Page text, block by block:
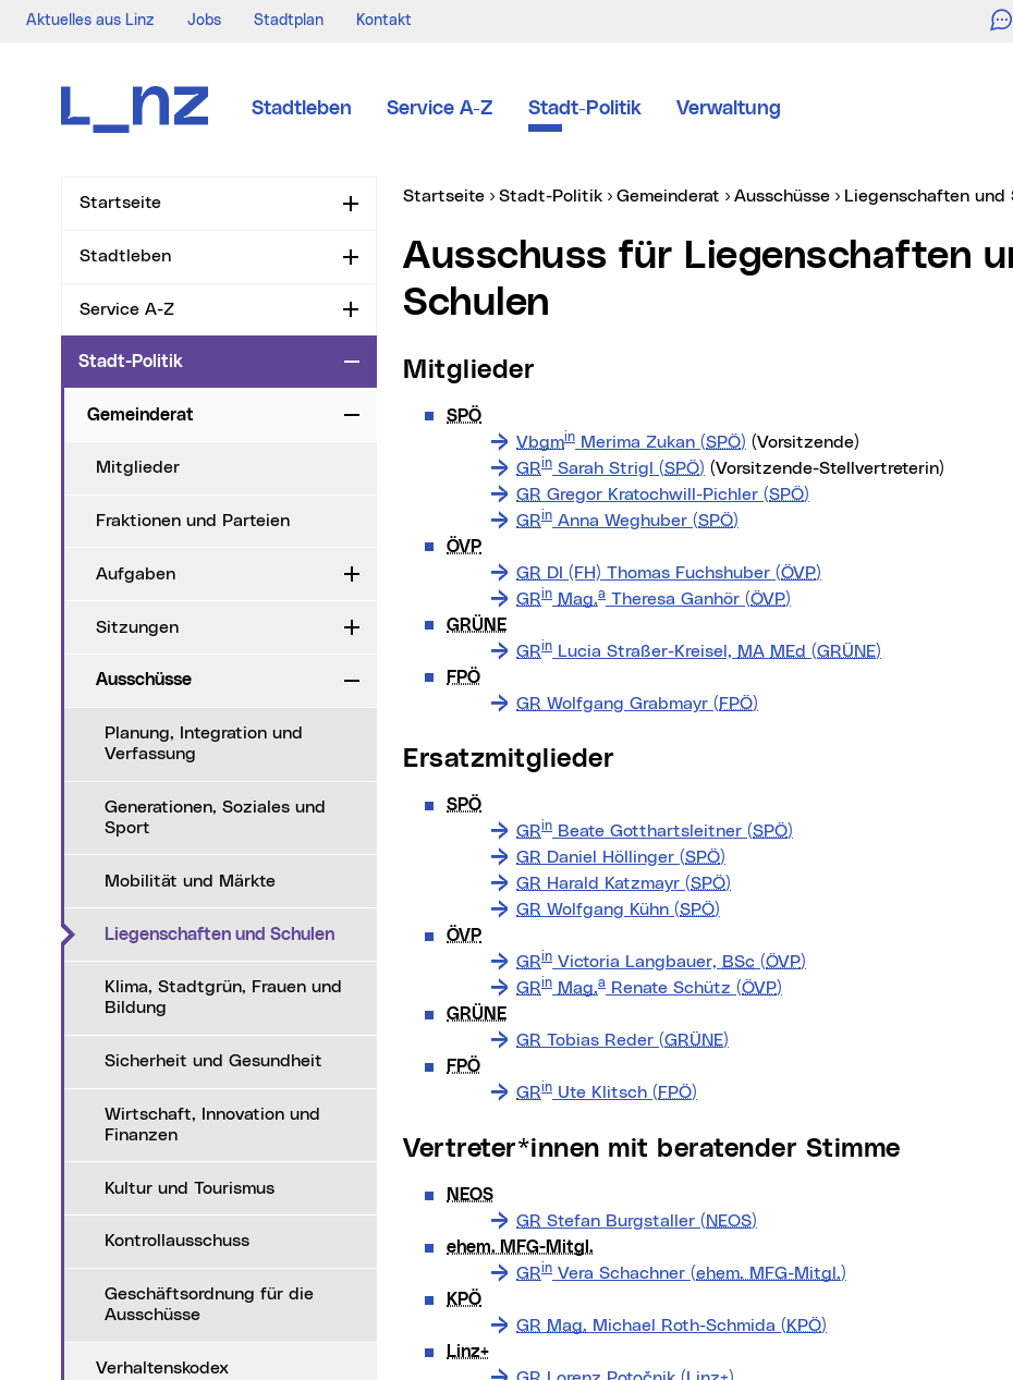
Aktuelles aus Linz Jobs Stadtplan Kontakt
Stadtleben Service A-Z Stadt-Politik Verwaltung
Startseite Aufklappen
Stadtleben Aufklappen
Service A-Z Aufklappen
Stadt-Politik Zuklappen
Gemeinderat Zuklappen
Mitglieder
Fraktionen und Parteien
Aufgaben Aufklappen
Sitzungen Aufklappen
Ausschüsse Zuklappen
Planung, Integration und
Verfassung
Generationen, Soziales und
Sport
Mobilität und Märkte
Liegenschaften und Schulen(aktueller Menüpunkt)
Klima, Stadtgrün, Frauen und
Bildung
Sicherheit und Gesundheit
Wirtschaft, Innovation und
Finanzen
Kultur und Tourismus
Kontrollausschuss
Geschäftsordnung für die
Ausschüsse
Verhaltenskodex
Sie sind hier:
Startseite Stadt-Politik Gemeinderat Ausschüsse Liegenschaften und
Ausschuss für Liegenschaften und
Schulen
Mitglieder
SPÖ
Vbgmin Merima Zukan (SPÖ) (Vorsitzende)
GRin Sarah Strigl (SPÖ) (Vorsitzende-Stellvertreterin)
GR Gregor Kratochwill-Pichler (SPÖ)
GRin Anna Weghuber (SPÖ)
ÖVP
GR DI (FH) Thomas Fuchshuber (ÖVP)
GRin Mag.a Theresa Ganhör (ÖVP)
GRÜNE
GRin Lucia Straßer-Kreisel, MA MEd (GRÜNE)
FPÖ
GR Wolfgang Grabmayr (FPÖ)
Ersatzmitglieder
SPÖ
GRin Beate Gotthartsleitner (SPÖ)
GR Daniel Höllinger (SPÖ)
GR Harald Katzmayr (SPÖ)
GR Wolfgang Kühn (SPÖ)
ÖVP
GRin Victoria Langbauer, BSc (ÖVP)
GRin Mag.a Renate Schütz (ÖVP)
GRÜNE
GR Tobias Reder (GRÜNE)
FPÖ
GRin Ute Klitsch ( FPÖ)
Vertreter*innen mit beratender Stimme
NEOS
GR Stefan Burgstaller ( NEOS)
ehem. MFG-Mitgl.
GRin Vera Schachner (ehem. MFG-Mitgl.)
KPÖ
GR Mag. Michael Roth-Schmida ( KPÖ)
Linz+